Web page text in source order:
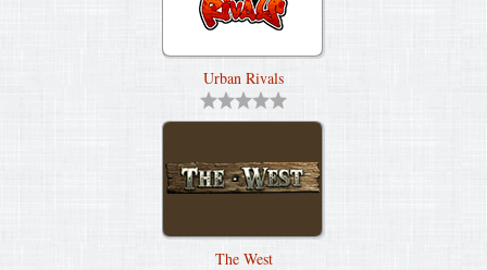
Urban Rivals
The West